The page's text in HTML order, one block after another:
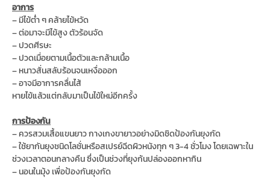
อาการ
– มีไข้ต่ำ ๆ คล้ายไข้หวัด
– ต่อมาจะมีไข้สูง ตัวร้อนจัด
– ปวดศีรษะ
– ปวดเมื่อยตามเนื้อตัวและกล้ามเนื้อ
– หนาวสั่นสลับร้อนจนเหงื่อออก
– อาจมีอาการคลื่นไส้
หายไข้แล้วแต่กลับมาเป็นไข้ใหม่อีกครั้ง
การป้องกัน
– ควรสวมเสื้อแขนยาว กางเกงขายาวอย่างมิดชิดป้องกันยุงกัด
– ใช้ยากันยุงชนิดโลชั่นหรือสเปรย์ฉีดผิวหนังทุก ๆ 3-4 ชั่วโมง โดยเฉพาะใน
ช่วงเวลาตอนกลางคืน ซึ่งเป็นช่วงที่ยุงก้นปล่องออกหากิน
– นอนในมุ้ง เพื่อป้องกันยุงกัด